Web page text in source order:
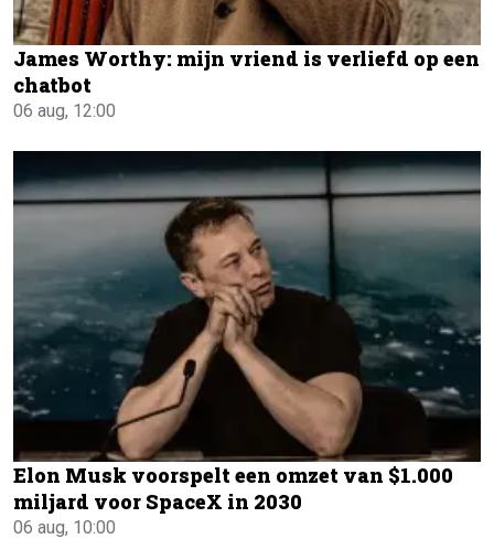
James Worthy: mijn vriend is verliefd op een
chatbot
06 aug, 12:00
Elon Musk voorspelt een omzet van $1.000
miljard voor SpaceX in 2030
06 aug, 10:00